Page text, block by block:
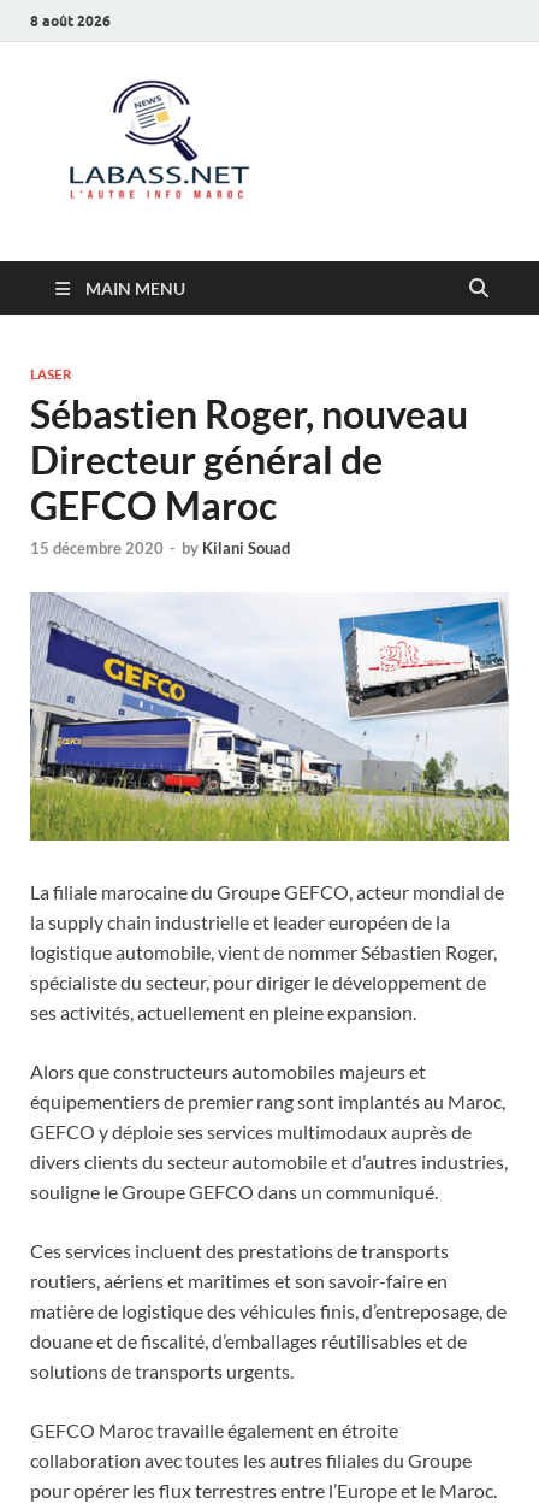
8 août 2026
MAIN MENU
LASER
Sébastien Roger, nouveau
Directeur général de
GEFCO Maroc
15 décembre 2020 - by Kilani Souad
La filiale marocaine du Groupe GEFCO, acteur mondial de
la supply chain industrielle et leader européen de la
logistique automobile, vient de nommer Sébastien Roger,
spécialiste du secteur, pour diriger le développement de
ses activités, actuellement en pleine expansion.
Alors que constructeurs automobiles majeurs et
équipementiers de premier rang sont implantés au Maroc,
GEFCO y déploie ses services multimodaux auprès de
divers clients du secteur automobile et d’autres industries,
souligne le Groupe GEFCO dans un communiqué.
Ces services incluent des prestations de transports
routiers, aériens et maritimes et son savoir-faire en
matière de logistique des véhicules finis, d’entreposage, de
douane et de fiscalité, d’emballages réutilisables et de
solutions de transports urgents.
GEFCO Maroc travaille également en étroite
collaboration avec toutes les autres filiales du Groupe
pour opérer les flux terrestres entre l’Europe et le Maroc.